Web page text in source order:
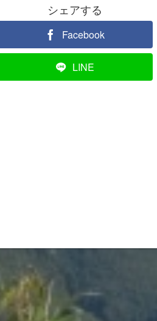
シェアする
Facebook
LINE